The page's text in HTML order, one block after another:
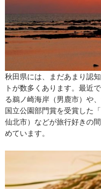
秋田県には、まだあまり認
トが数多くあります。最近
る鵜ノ崎海岸（男鹿市）や
国立公園部門賞を受賞した
仙北市）などが旅行好きの
めています。